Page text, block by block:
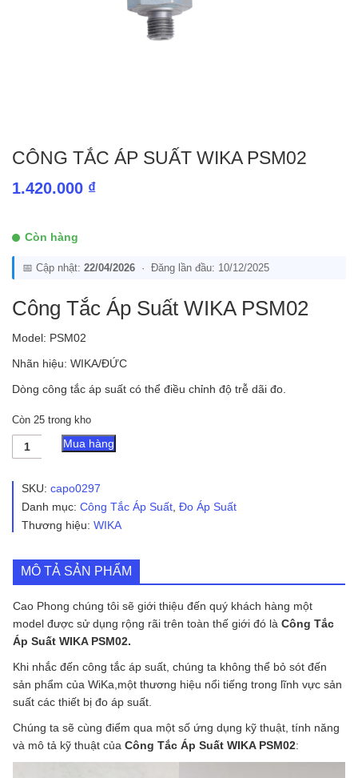
CÔNG TẮC ÁP SUẤT WIKA PSM02
1.420.000 ₫
Còn hàng
📅 Cập nhật: 22/04/2026 · Đăng lần đầu: 10/12/2025
Công Tắc Áp Suất WIKA PSM02
Model: PSM02
Nhãn hiệu: WIKA/ĐỨC
Dòng công tắc áp suất có thể điều chỉnh độ trễ dãi đo.
Còn 25 trong kho
Công
Tắc
Suất
PSM02
số
Mua hàng
SKU: capo0297
Danh mục: Công Tắc Áp Suất, Đo Áp Suất
Thương hiệu: WIKA
MÔ TẢ SẢN PHẨM
Cao Phong chúng tôi sẽ giới thiệu đến quý khách hàng một
model được sử dụng rộng rãi trên toàn thế giới đó là Công Tắc
Áp Suất WIKA PSM02.
Khi nhắc đến công tắc áp suất, chúng ta không thể bỏ sót đến
sản phẩm của WiKa,một thương hiệu nổi tiếng trong lĩnh vực sản
suất các thiết bị đo áp suất.
Chúng ta sẽ cùng điểm qua một số ứng dụng kỹ thuật, tính năng
và mô tả kỹ thuật của Công Tắc Áp Suất WIKA PSM02: